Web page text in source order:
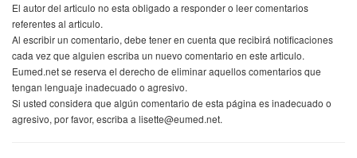
El autor del articulo no esta obligado a responder o leer comentarios
referentes al articulo.
Al escribir un comentario, debe tener en cuenta que recibirá notificaciones
cada vez que alguien escriba un nuevo comentario en este articulo.
Eumed.net se reserva el derecho de eliminar aquellos comentarios que
tengan lenguaje inadecuado o agresivo.
Si usted considera que algún comentario de esta página es inadecuado o
agresivo, por favor, escriba a lisette@eumed.net.